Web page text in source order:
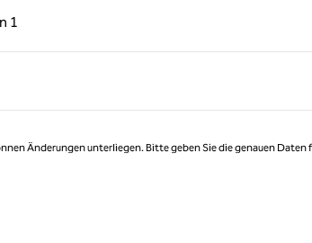
1 von 1
1 von 1
1
Änderungen unterliegen. Bitte geben Sie die genauen Daten